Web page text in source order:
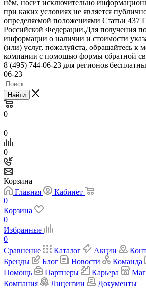
нём, носит исключительно
при каких условиях не является
определяемой положениями Статьи 437
Российской Федерации.Для получения
информации о наличии и стоимости
(или) услуг, пожалуйста, обращайтесь к
компании с помощью формы обратной
8 (495) 744-06-23 для регионов
06-23
Найти
0
0
0
Корзина
Главная
Кабинет
0
Корзина
0
Избранные
0
Сравнение
Каталог Акции
Бренды
Блог Новости Команда
Помощь
Партнеры Карьера
Компания
Лицензии Документы